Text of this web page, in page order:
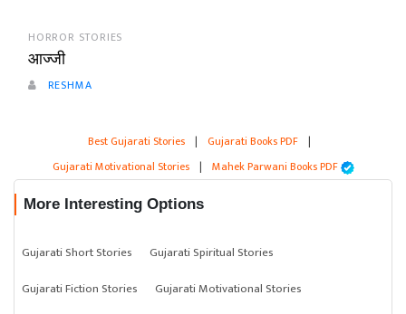
HORROR STORIES
आज्जी
RESHMA
Best Gujarati Stories | Gujarati Books PDF |
Gujarati Motivational Stories | Mahek Parwani Books PDF
More Interesting Options
Gujarati Short Stories
Gujarati Spiritual Stories
Gujarati Fiction Stories
Gujarati Motivational Stories